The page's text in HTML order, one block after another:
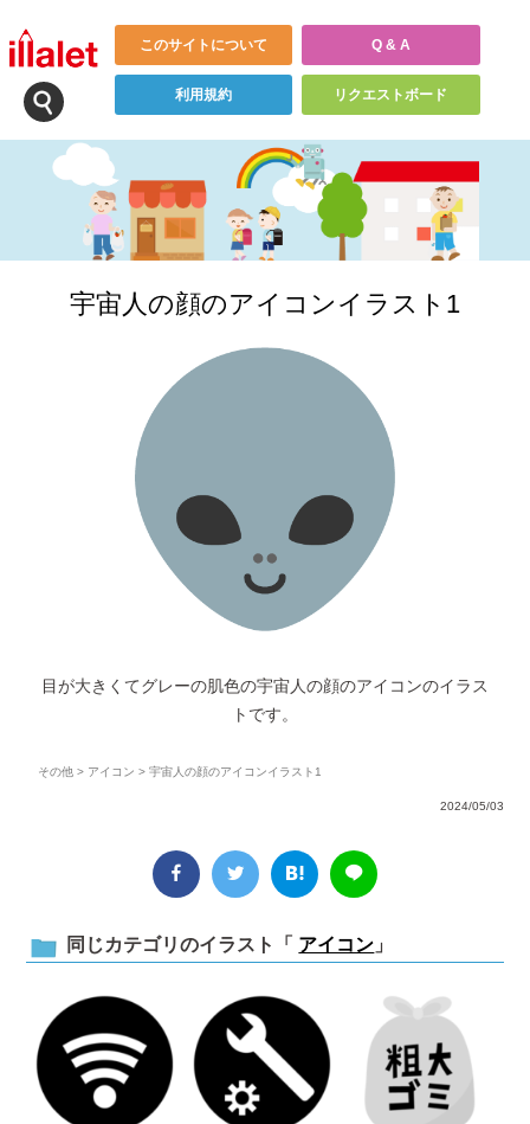
このサイトについて Q & A
利用規約 リクエストボード
宇宙人の顔のアイコンイラスト1
目が大きくてグレーの肌色の宇宙人の顔のアイコンのイラス
トです。
その他 > アイコン > 宇宙人の顔のアイコンイラスト1
2024/05/03
同じカテゴリのイラスト「 アイコン 」